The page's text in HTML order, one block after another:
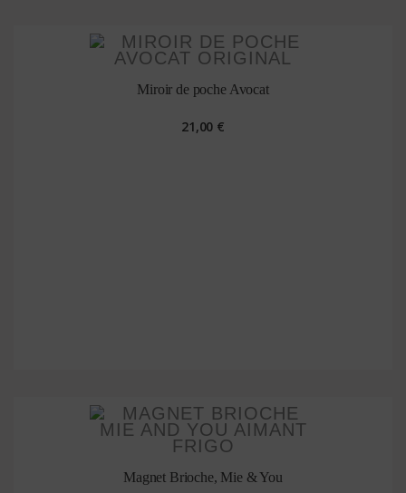
Miroir de poche Avocat
21,00 €
Magnet Brioche, Mie & You